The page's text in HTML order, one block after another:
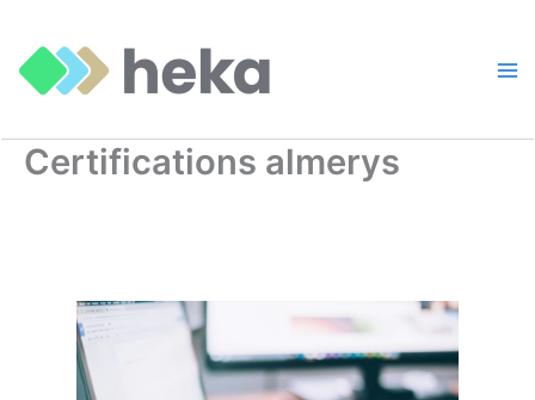
contenu
Certifications almerys